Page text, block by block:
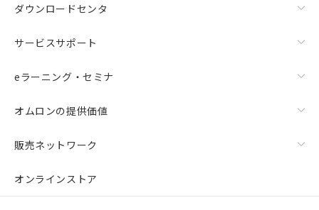
ダウンロードセンタ
サービスサポート
eラーニング・セミナ
オムロンの提供価値
販売ネットワーク
オンラインストア